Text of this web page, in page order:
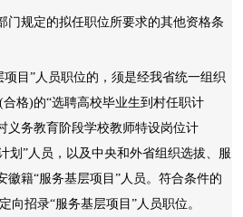
规定的拟任职位所要求的其他资格条
目”人员职位的，须是经我省统一组织
格)的“选聘高校毕业生到村任职计
义务教育阶段学校教师特设岗位计
划”人员，以及中央和外省组织选拔、服
徽籍“服务基层项目”人员。符合条件的
向招录“服务基层项目”人员职位。